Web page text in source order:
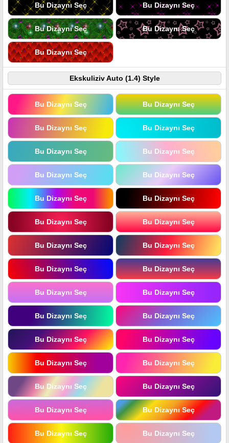
Bu Dizaynı Seç Bu Dizaynı Seç
Bu Dizaynı Seç Bu Dizaynı Seç
Bu Dizaynı Seç
Ekskuliziv Auto (1.4) Style
Bu Dizaynı Seç Bu Dizaynı Seç
Bu Dizaynı Seç Bu Dizaynı Seç
Bu Dizaynı Seç Bu Dizaynı Seç
Bu Dizaynı Seç Bu Dizaynı Seç
Bu Dizaynı Seç Bu Dizaynı Seç
Bu Dizaynı Seç Bu Dizaynı Seç
Bu Dizaynı Seç Bu Dizaynı Seç
Bu Dizaynı Seç Bu Dizaynı Seç
Bu Dizaynı Seç Bu Dizaynı Seç
Bu Dizaynı Seç Bu Dizaynı Seç
Bu Dizaynı Seç Bu Dizaynı Seç
Bu Dizaynı Seç Bu Dizaynı Seç
Bu Dizaynı Seç Bu Dizaynı Seç
Bu Dizaynı Seç Bu Dizaynı Seç
Bu Dizaynı Seç Bu Dizaynı Seç